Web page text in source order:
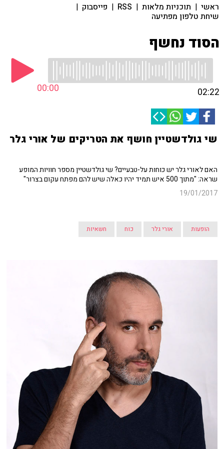
ראשי | תוכניות מלאות |
RSS
| פייסבוק |
שיחת טלפון מפתיעה
הסוד נחשף
00:00 02:22
שי גולדשטיין חושף את הטריקים של אורי גלר
האם לאורי גלר יש כוחות על-טבעיים? שי גולדשטיין מספר חוויות המופע
שראה: "מתוך 500 איש תמיד יהיו כאלה שיש להם מפתח עקום בצרור"
19/01/2017
הופעות אורי גלר כוח חשאיות